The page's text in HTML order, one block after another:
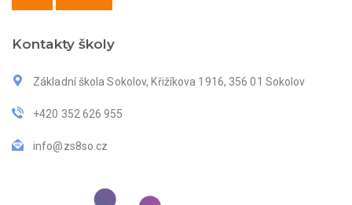
Kontakty školy
Základní škola Sokolov, Křižíkova 1916, 356 01 Sokolov
+420 352 626 955
info@zs8so.cz